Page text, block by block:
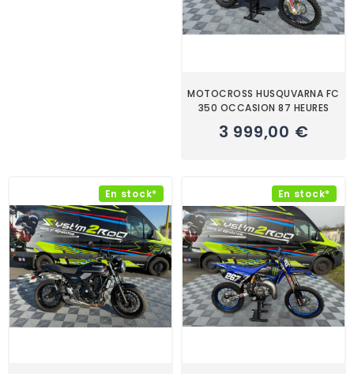
MOTOCROSS HUSQUVARNA FC
350 OCCASION 87 HEURES
3 999,00 €
En stock* En stock*